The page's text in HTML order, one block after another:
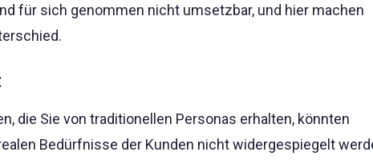
für sich genommen nicht umsetzbar, und hier machen
die Sie von traditionellen Personas erhalten, könnten
Bedürfnisse der Kunden nicht widergespiegelt